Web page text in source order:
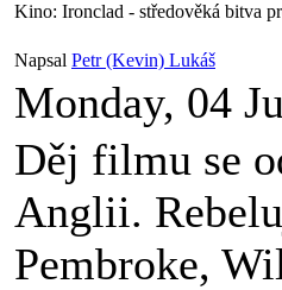
Kino: Ironclad - středověká bitva
Napsal Petr (Kevin) Lukáš
Monday, 04
Děj filmu se
Anglii.
Pembroke,